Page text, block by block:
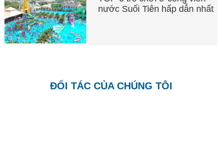
nước Suối Tiên hấp dẫn nhất
ĐỐI TÁC CỦA CHÚNG TÔI